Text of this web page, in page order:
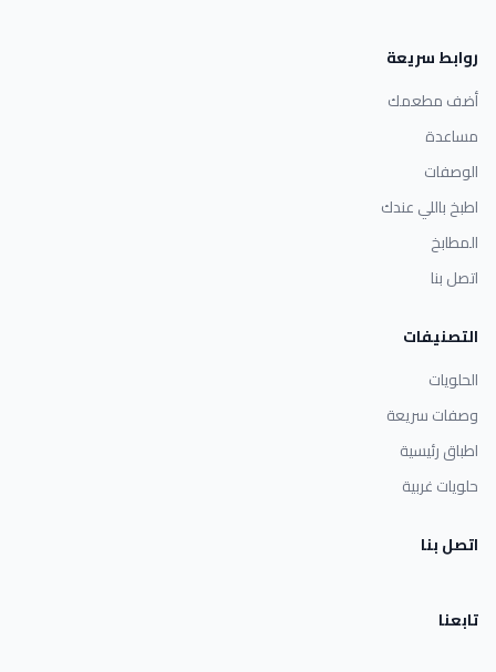
روابط سريعة
أضف مطعمك
مساعدة
الوصفات
اطبخ باللي عندك
المطابخ
اتصل بنا
التصنيفات
الحلويات
وصفات سريعة
اطباق رئيسية
حلويات غربية
اتصل بنا
تابعنا